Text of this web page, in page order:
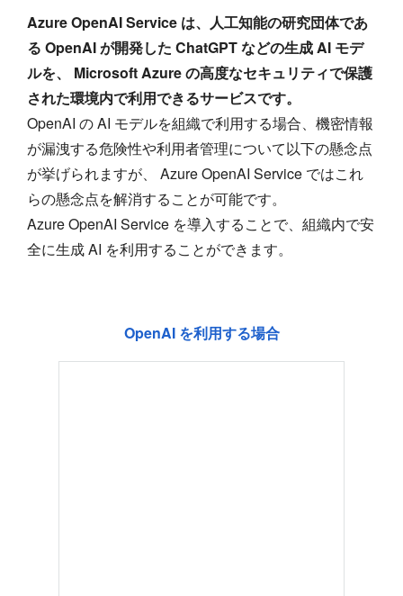
Azure OpenAI Service は、人工知能の研究団体であ
る OpenAI が開発した ChatGPT などの生成 AI モデ
ルを、 Microsoft Azure の高度なセキュリティで保護
された環境内で利用できるサービスです。
OpenAI の AI モデルを組織で利用する場合、機密情報
が漏洩する危険性や利用者管理について以下の懸念点
が挙げられますが、 Azure OpenAI Service ではこれ
らの懸念点を解消することが可能です。
Azure OpenAI Service を導入することで、組織内で安
全に生成 AI を利用することができます。
OpenAI を利用する場合